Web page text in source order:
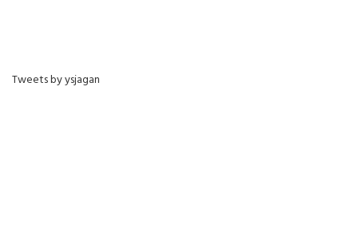
Tweets by ysjagan